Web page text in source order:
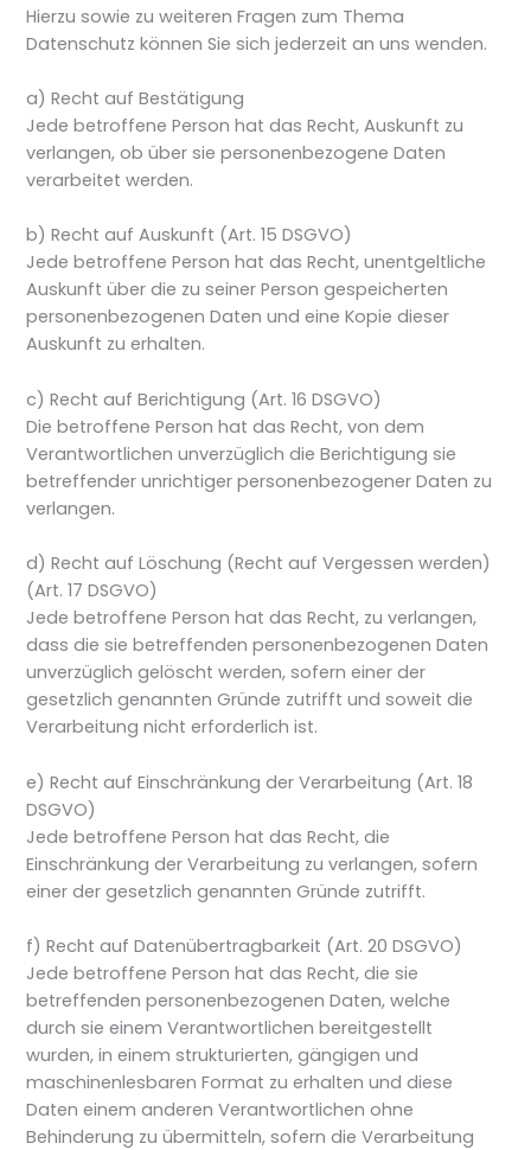
Hierzu sowie zu weiteren Fragen zum Thema
Datenschutz können Sie sich jederzeit an uns wenden.
a) Recht auf Bestätigung
Jede betroffene Person hat das Recht, Auskunft zu
verlangen, ob über sie personenbezogene Daten
verarbeitet werden.
b) Recht auf Auskunft (Art. 15 DSGVO)
Jede betroffene Person hat das Recht, unentgeltliche
Auskunft über die zu seiner Person gespeicherten
personenbezogenen Daten und eine Kopie dieser
Auskunft zu erhalten.
c) Recht auf Berichtigung (Art. 16 DSGVO)
Die betroffene Person hat das Recht, von dem
Verantwortlichen unverzüglich die Berichtigung sie
betreffender unrichtiger personenbezogener Daten zu
verlangen.
d) Recht auf Löschung (Recht auf Vergessen werden)
(Art. 17 DSGVO)
Jede betroffene Person hat das Recht, zu verlangen,
dass die sie betreffenden personenbezogenen Daten
unverzüglich gelöscht werden, sofern einer der
gesetzlich genannten Gründe zutrifft und soweit die
Verarbeitung nicht erforderlich ist.
e) Recht auf Einschränkung der Verarbeitung (Art. 18
DSGVO)
Jede betroffene Person hat das Recht, die
Einschränkung der Verarbeitung zu verlangen, sofern
einer der gesetzlich genannten Gründe zutrifft.
f) Recht auf Datenübertragbarkeit (Art. 20 DSGVO)
Jede betroffene Person hat das Recht, die sie
betreffenden personenbezogenen Daten, welche
durch sie einem Verantwortlichen bereitgestellt
wurden, in einem strukturierten, gängigen und
maschinenlesbaren Format zu erhalten und diese
Daten einem anderen Verantwortlichen ohne
Behinderung zu übermitteln, sofern die Verarbeitung